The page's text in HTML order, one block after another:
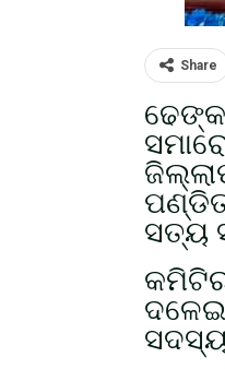
Share
ସତ୍ୟ